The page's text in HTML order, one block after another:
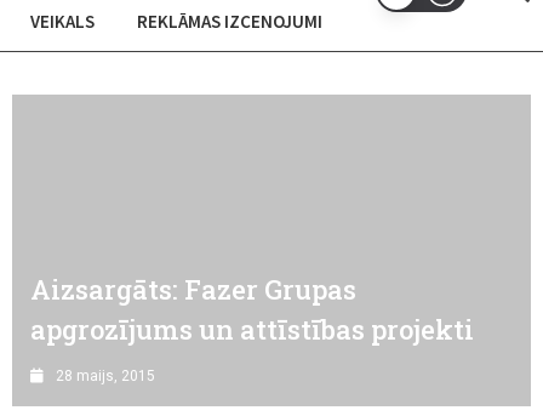
VEIKALS REKLĀMAS IZCENOJUMI
Aizsargāts: Fazer Grupas
apgrozījums un attīstības projekti
28 maijs, 2015